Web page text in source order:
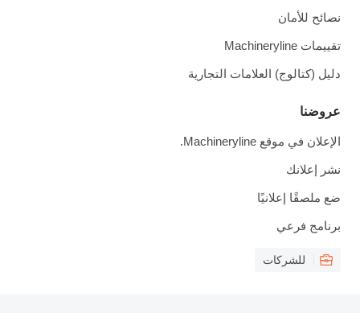
نصائح للأمان
تقييمات Machineryline
دليل (كتالوج) العلامات التجارية
عروضنا
الإعلان في موقع Machineryline.
نشر إعلانك
ضع ملصقًا إعلانيًا
برنامج فرعي
للشركات